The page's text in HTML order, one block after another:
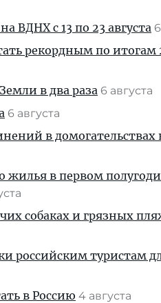
ВДНХ с 13 по 23 августа
рекордным по итогам
в два раза 6 августа
6 августа
в домогательствах
жилья в первом
собаках и грязных
российским туристам
в Россию 4 августа